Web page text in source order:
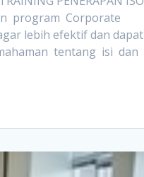
program Corporate
lebih efektif dan dapat
tentang isi dan